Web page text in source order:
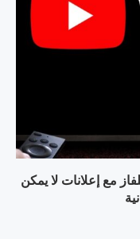
مع إعلانات لا يمكن